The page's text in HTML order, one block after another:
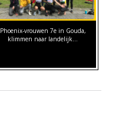
Phoenix-vrouwen 7e in Gouda,
klimmen naar landelijk…